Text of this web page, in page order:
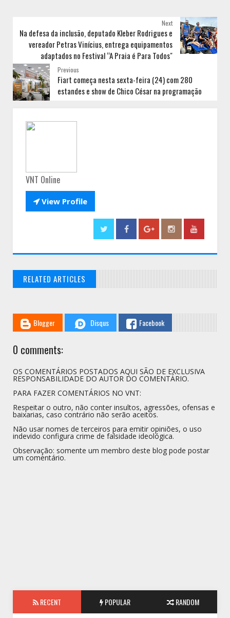
Next
Na defesa da inclusão, deputado Kleber Rodrigues e
vereador Petras Vinícius, entrega equipamentos
adaptados no Festival “A Praia é Para Todos"
Previous
Fiart começa nesta sexta-feira (24) com 280
estandes e show de Chico César na programação
VNT Online
View Profile
RELATED ARTICLES
Blogger Disqus Facebook
0 comments:
OS COMENTÁRIOS POSTADOS AQUI SÃO DE EXCLUSIVA
RESPONSABILIDADE DO AUTOR DO COMENTÁRIO.
PARA FAZER COMENTÁRIOS NO VNT:
Respeitar o outro, não conter insultos, agressões, ofensas e
baixarias, caso contrário não serão aceitos.
Não usar nomes de terceiros para emitir opiniões, o uso
indevido configura crime de falsidade ideológica.
Observação: somente um membro deste blog pode postar
um comentário.
RECENT POPULAR RANDOM